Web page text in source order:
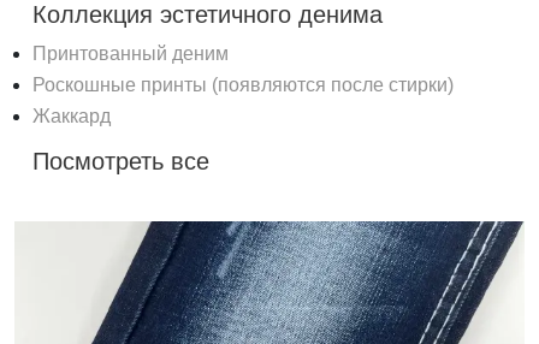
Коллекция эстетичного денима
Принтованный деним
Роскошные принты (появляются после стирки)
Жаккард
Посмотреть все